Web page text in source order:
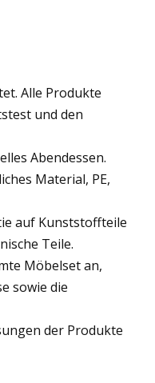
Alle Produkte
und den
Abendessen.
Material, PE,
auf Kunststoffteile
Teile.
Möbelset an,
sowie die
der Produkte